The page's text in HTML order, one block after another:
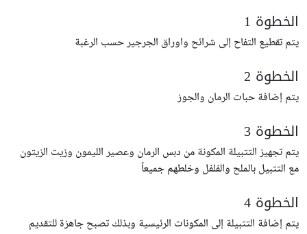
الخطوة 1
يتم تقطيع التفاح إلى شرائح واوراق الجرجير حسب الرغبة
الخطوة 2
يتم إضافة حبات الرمان والجوز
الخطوة 3
يتم تجهيز التتبيلة المكونة من دبس الرمان وعصير الليمون وزيت الزيتون
مع التتبيل بالملح والفلفل وخلطهم جميعاً
الخطوة 4
يتم إضافة التتبيلة إلى المكونات الرئيسية وبذلك تصبح جاهزة للتقديم